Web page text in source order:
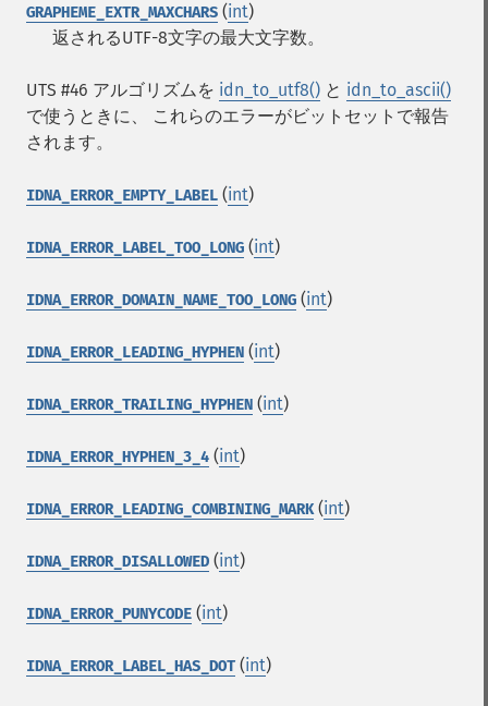
GRAPHEME_EXTR_MAXCHARS (int)
返されるUTF-8文字の最大文字数。
UTS #46 アルゴリズムを idn_to_utf8() と idn_to_ascii()
で使うときに、 これらのエラーがビットセットで報告
されます。
IDNA_ERROR_EMPTY_LABEL (int)
IDNA_ERROR_LABEL_TOO_LONG (int)
IDNA_ERROR_DOMAIN_NAME_TOO_LONG (int)
IDNA_ERROR_LEADING_HYPHEN (int)
IDNA_ERROR_TRAILING_HYPHEN (int)
IDNA_ERROR_HYPHEN_3_4 (int)
IDNA_ERROR_LEADING_COMBINING_MARK(int)
IDNA_ERROR_DISALLOWED (int)
IDNA_ERROR_PUNYCODE (int)
IDNA_ERROR_LABEL_HAS_DOT (int)